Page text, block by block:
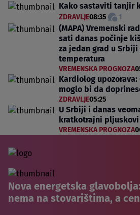
Kako sastaviti tanjir
ZDRAVLJE08:35 1
(MAPA) Vremenski
sati danas počinje
za jedan grad u
temperatura
VREMENSKA PROGNOZA
Kardiolog
moglo bi da
ZDRAVLJE05:25
U Srbiji i danas
kratkotrajni
VREMENSKA PROGNOZA
Nova energetska
nema na stovarištima, a